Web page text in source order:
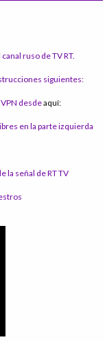
ruso de TV RT.
siguientes:
desdeaquí:
en la parte izquierda
la señal de RT TV